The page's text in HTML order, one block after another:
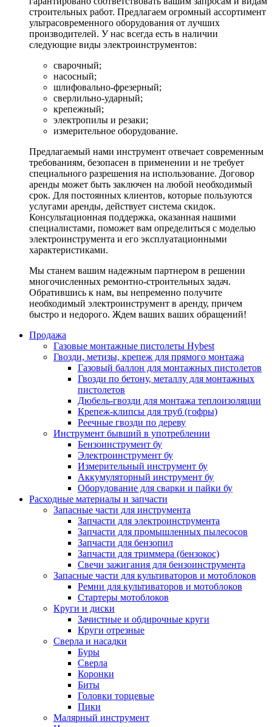
строительных работ. Предлагаем огромный ассортимент
ультрасовременного оборудования от лучших
производителей. У нас всегда есть в наличии
следующие виды электроинструментов:
сварочный;
насосный;
шлифовально-фрезерный;
сверлильно-ударный;
крепежный;
электропилы и резаки;
измерительное оборудование.
Предлагаемый нами инструмент отвечает современным
требованиям, безопасен в применении и не требует
специального разрешения на использование. Договор
аренды может быть заключен на любой необходимый
срок. Для постоянных клиентов, которые пользуются
услугами аренды, действует система скидок.
Консультационная поддержка, оказанная нашими
специалистами, поможет вам определиться с моделью
электроинструмента и его эксплуатационными
характеристиками.
Мы станем вашим надежным партнером в решении
многочисленных ремонтно-строительных задач.
Обратившись к нам, вы непременно получите
необходимый электроинструмент в аренду, причем
быстро и недорого. Ждем ваших ваших обращений!
Продажа
Газовые монтажные пистолеты Hybest
Гвозди, метизы, крепеж для прямого монтажа
Газовый баллон для монтажных пистолетов
Гвозди по бетону, металлу для монтажных
пистолетов
Дюбель-гвозди для монтажа теплоизоляции
Крепеж-клипсы для труб (гофры)
Реечные гвозди по дереву
Инструмент бывший в употреблении
Бензоинструмент бу
Электроинструмент бу
Измерительный инструмент бу
Аккумуляторный инструмент бу
Оборудование для сварки и пайки бу
Расходные материалы и запчасти
Запасные части для инструмента
Запчасти для электроинструмента
Запчасти для промышленных пылесосов
Запчасти для бензопил
Запчасти для триммера (бензокос)
Свечи зажигания для бензоинструмента
Запасные части для культиваторов и мотоблоков
Ремни для культиваторов и мотоблоков
Стартеры мотоблоков
Круги и диски
Зачистные и обдирочные круги
Круги отрезные
Сверла и насадки
Буры
Сверла
Коронки
Биты
Головки торцевые
Пики
Малярный инструмент